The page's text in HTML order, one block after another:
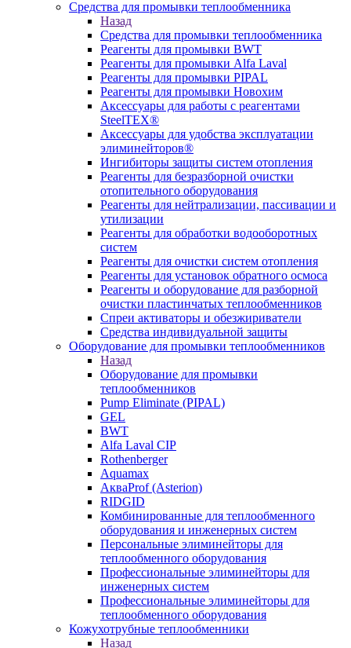
Средства для промывки теплообменника
Назад
Средства для промывки теплообменника
Реагенты для промывки BWT
Реагенты для промывки Alfa Laval
Реагенты для промывки PIPAL
Реагенты для промывки Новохим
Аксессуары для работы с реагентами
SteelTEX®
Аксессуары для удобства эксплуатации
элиминейторов®
Ингибиторы защиты систем отопления
Реагенты для безразборной очистки
отопительного оборудования
Реагенты для нейтрализации, пассивации и
утилизации
Реагенты для обработки водооборотных
систем
Реагенты для очистки систем отопления
Реагенты для установок обратного осмоса
Реагенты и оборудование для разборной
очистки пластинчатых теплообменников
Спреи активаторы и обезжириватели
Средства индивидуальной защиты
Оборудование для промывки теплообменников
Назад
Оборудование для промывки
теплообменников
Pump Eliminate (PIPAL)
GEL
BWT
Alfa Laval CIP
Rothenberger
Aquamax
АкваProf (Asterion)
RIDGID
Комбинированные для теплообменного
оборудования и инженерных систем
Персональные элиминейторы для
теплообменного оборудования
Профессиональные элиминейторы для
инженерных систем
Профессиональные элиминейторы для
теплообменного оборудования
Кожухотрубные теплообменники
Назад